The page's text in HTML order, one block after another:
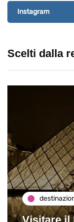
Instagram
Scelti dalla